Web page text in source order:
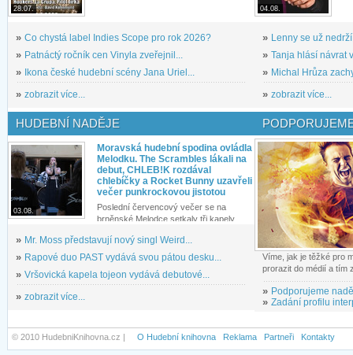
28.07.
» Co chystá label Indies Scope pro rok 2026?
» Patnáctý ročník cen Vinyla zveřejnil...
» Ikona české hudební scény Jana Uriel...
» zobrazit více...
04.08.
» Lenny se už
» Tanja hlásí návrat
» Michal Hrůza
» zobrazit více...
HUDEBNÍ NADĚJE
03.08.
Moravská hudební spodina ovládla
Melodku. The Scrambles lákali na
debut, CHLEB!K rozdával
chlebíčky a Rocket Bunny uzavřeli
večer punkrockovou jistotou
Poslední červencový večer se na
brněnské Melodce setkaly tři kapely...
» Mr. Moss představují nový singl Weird...
» Rapové duo PAST vydává svou pátou desku...
» Vršovická kapela tojeon vydává debutové...
» zobrazit více...
Víme, jak je těžké pro
prorazit do médií a tím
» Podporujeme
» Zadání profilu
© 2010 HudebniKnihovna.cz | O Hudební knihovna Reklama Partneři Kontakty